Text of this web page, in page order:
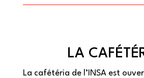
LA
La cafétéria de l’INSA est